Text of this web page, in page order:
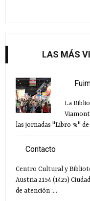
LAS MÁS
La
las jornadas "Libro %" de
Contacto
Centro Cultural y
Austria 2154 (1425)
de atención :...